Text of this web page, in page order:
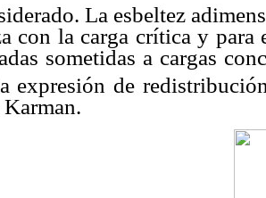
La esbeltez
con la carga crítica y para
sometidas a cargas
expresión de